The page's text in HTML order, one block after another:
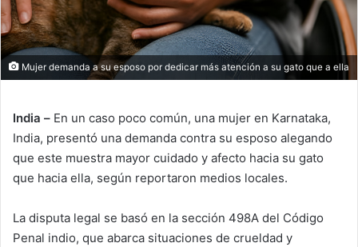
Mujer demanda a su esposo por dedicar más atención a su gato que a ella
India – En un caso poco común, una mujer en Karnataka,
India, presentó una demanda contra su esposo alegando
que este muestra mayor cuidado y afecto hacia su gato
que hacia ella, según reportaron medios locales.
La disputa legal se basó en la sección 498A del Código
Penal indio, que abarca situaciones de crueldad y